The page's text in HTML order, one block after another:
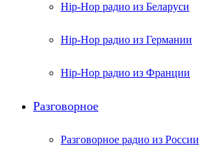
Hip-Hop радио из Беларуси
Hip-Hop радио из Германии
Hip-Hop радио из Франции
Разговорное
Разговорное радио из России